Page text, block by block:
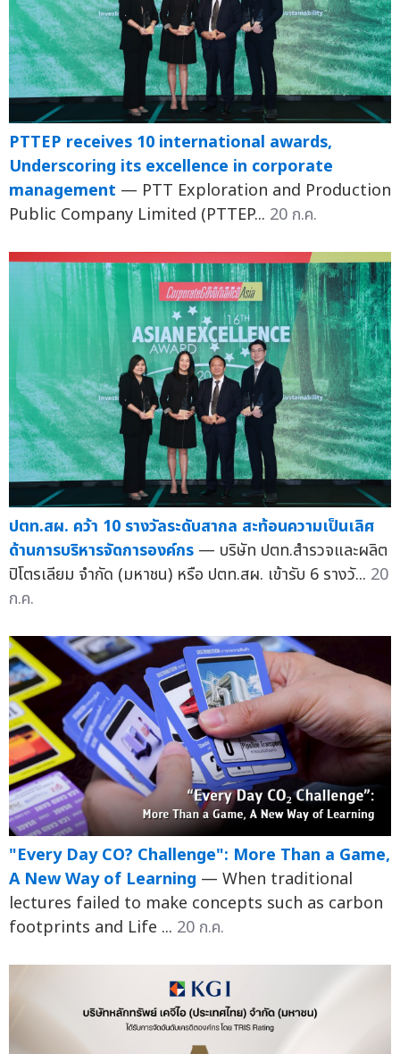
PTTEP receives 10 international awards,
Underscoring its excellence in corporate
management — PTT Exploration and Production
Public Company Limited (PTTEP... 20 ก.ค.
ปตท.สผ. คว้า 10 รางวัลระดับสากล สะท้อนความเป็นเลิศ
ด้านการบริหารจัดการองค์กร — บริษัท ปตท.สำรวจและผลิต
ปิโตรเลียม จำกัด (มหาชน) หรือ ปตท.สผ. เข้ารับ 6 รางวั... 20
ก.ค.
"Every Day CO? Challenge": More Than a Game,
A New Way of Learning — When traditional
lectures failed to make concepts such as carbon
footprints and Life ... 20 ก.ค.